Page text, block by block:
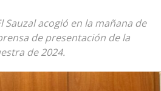
Sauzal acogió en la mañana de
de presentación de la
de 2024.